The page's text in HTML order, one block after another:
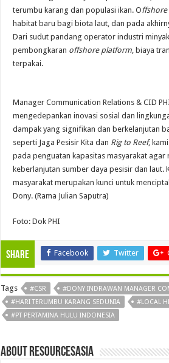
terumbu karang dan populasi ikan. O
habitat baru bagi biota laut, dan pada
Dari sudut pandang operator industri
pembongkaran offshore platform, biaya
terpakai.
Manager Communication Relations & CID
mengedepankan inovasi sosial dan
dampak yang signifikan dan berkelanjutan
seperti Jaga Pesisir Kita dan Rig to Reef,
pada penguatan kapasitas masyarakat
keberlanjutan sumber daya pesisir dan
masyarakat merupakan kunci untuk
Dony. (Rama Julian Saputra)
Foto: Dok PHI
Share Facebook Twitter
Tags #CSR #DONY INDRAWAN MANAGER
#HARI TERUMBU KARANG SEDUNIA
#LOCAL
#PT PERTAMINA HULU INDONESIA
About Resourcesasia